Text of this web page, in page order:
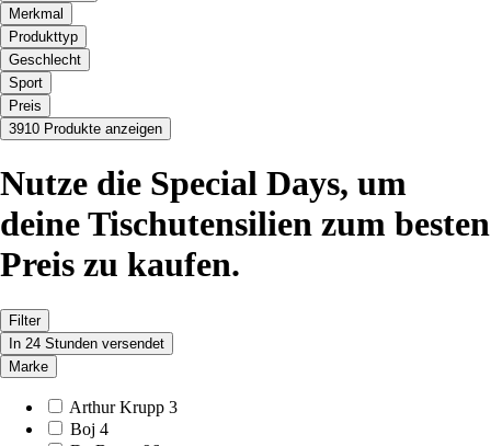
Merkmal
Produkttyp
Geschlecht
Sport
Preis
3910 Produkte anzeigen
Nutze die Special Days, um
deine Tischutensilien zum besten
Preis zu kaufen.
Filter
In 24 Stunden versendet
Marke
Arthur Krupp 3
Boj 4